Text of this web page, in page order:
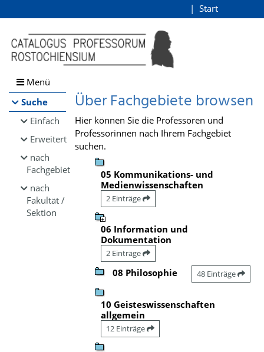
Browsen
direkt zum Inhalt
Start
Menü
Suche
Einfach
Erweitert
nach
Fachgebiet
nach
Fakultät /
Sektion
Über Fachgebiete browsen
Hier können Sie die Professoren und
Professorinnen nach Ihrem Fachgebiet
suchen.
05 Kommunikations- und
Medienwissenschaften
2 Einträge
06 Information und
Dokumentation
2 Einträge
08 Philosophie 48 Einträge
10 Geisteswissenschaften
allgemein
12 Einträge